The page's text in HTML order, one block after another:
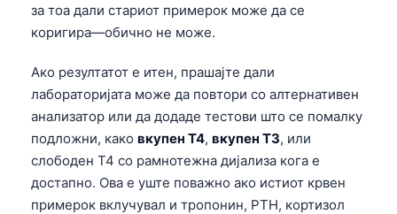
за тоа дали стариот примерок може да се
коригира—обично не може.
Ако резултатот е итен, прашајте дали
лабораторијата може да повтори со алтернативен
анализатор или да додаде тестови што се помалку
подложни, како вкупен T4, вкупен T3, или
слободен T4 со рамнотежна дијализа кога е
достапно. Ова е уште поважно ако истиот крвен
примерок вклучувал и тропонин, PTH, кортизол
हिन्दी
Bahasa Indonesia
Íslenska
Српски језик
Svenska
Bosanski